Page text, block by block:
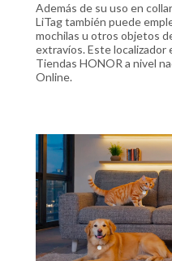
Además de su uso en
LiTag también puede
mochilas u otros objetos
extravíos. Este localizador
Tiendas HONOR a nivel
Online.